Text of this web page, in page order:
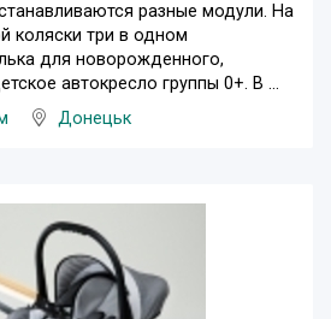
разные модули. На
коляски три в одном
для новорожденного,
автокресло группы 0+. В ...
Донецьк